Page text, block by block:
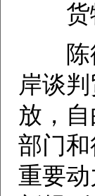
货物
陈德
岸谈
放，
部门
重要